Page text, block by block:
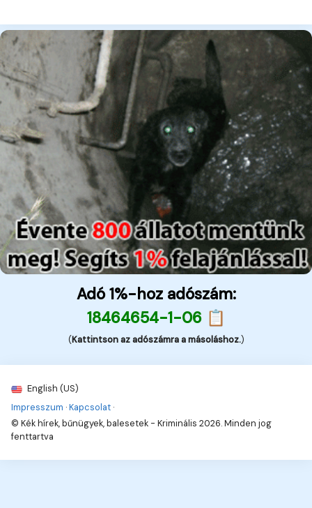
Adó 1%-hoz adószám:
18464654-1-06 📋
(Kattintson az adószámra a másoláshoz.)
English (US)
Impresszum ·Kapcsolat ·
© Kék hírek, bűnügyek, balesetek - Kriminális 2026. Minden jog
fenttartva